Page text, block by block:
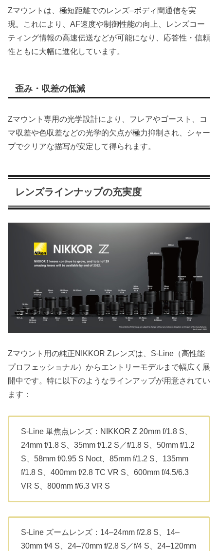
Zマウントは、極短距離でのレンズ–ボディ間通信を実
現。これにより、AF速度や制御性能の向上、レンズコー
ティング情報の高速伝送などが可能になり、応答性・信頼
性ともに大幅に進化しています。
歪み・収差の低減
Zマウント専用の光学設計により、フレアやゴースト、コ
マ収差や色収差などの光学的欠点が極力抑制され、シャー
プでクリアな描写が安定して得られます。
レンズラインナップの充実度
Zマウント用の純正NIKKOR Zレンズは、S-Line（高性能
プロフェッショナル）からエントリーモデルまで幅広く展
開中です。特に以下のようなラインアップが用意されてい
ます：
S-Line 単焦点レンズ：NIKKOR Z 20mm f/1.8 S、
24mm f/1.8 S、35mm f/1.2 S／f/1.8 S、50mm f/1.2
S、58mm f/0.95 S Noct、85mm f/1.2 S、135mm
f/1.8 S、400mm f/2.8 TC VR S、600mm f/4.5/6.3
VR S、800mm f/6.3 VR S
S-Line ズームレンズ：14–24mm f/2.8 S、14–
30mm f/4 S、24–70mm f/2.8 S／f/4 S、24–120mm